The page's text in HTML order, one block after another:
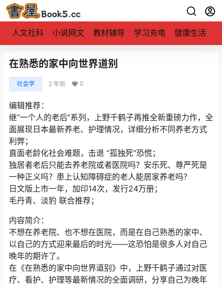
人文社科 小说网文 教材辅导 学习充电 健康生活
在熟悉的家中向世界道别
社会学 2 年前 0
编辑推荐：
继“一个人的老后”系列，上野千鹤子再推全新重磅力作，全
面展现日本最新养老、护理情况，详细分析不同养老方式
利弊；
直面老龄化社会难题，击退 “孤独死”恐慌；
独居者老后只能去养老院或者医院吗？安乐死、尊严死是
一种正义吗？患上认知障碍症的老人能居家养老吗？
日文版上市一年，加印14次，发行24万册；
毛丹青、淡豹 联合推荐；
内容简介：
不想在养老院、也不想在医院，而是在自己熟悉的家中、
以自己的方式迎来最后的时光——这恐怕是很多人对自己
晚年的期许了。
在《在熟悉的家中向世界道别》中，上野千鹤子通过对医
疗、看护、护理等最新情况的全面调研，分享自己为晚年